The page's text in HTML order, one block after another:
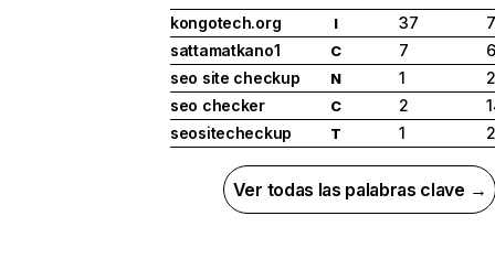
kongotech.org
I 37
sattamatkano1
C 7
seo site checkup
N 1
seo checker
C 2
seositecheckup
T 1
Ver todas las palabras clave →